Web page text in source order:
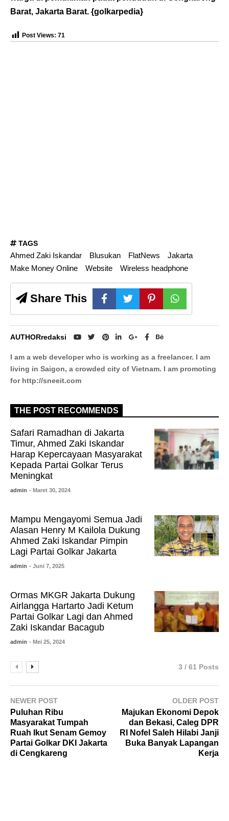
Barat, Jakarta Barat. {golkarpedia}
Post Views: 71
TAGS
Ahmed Zaki Iskandar Blusukan FlatNews
Jakarta
Make Money Online
Website Wireless headphone
Share This
AUTHORredaksi
I am a web developer who is working as a freelancer. I am
living in Saigon, a crowded city of Vietnam. I am promoting
for http://sneeit.com
THE POST RECOMMENDS
Safari Ramadhan di Jakarta
Timur, Ahmed Zaki Iskandar
Harap Kepercayaan Masyarakat
Kepada Partai Golkar Terus
Meningkat
admin - Maret 30, 2024
Mampu Mengayomi Semua Jadi
Alasan Henry M Kailola Dukung
Ahmed Zaki Iskandar Pimpin
Lagi Partai Golkar Jakarta
admin - Juni 7, 2025
Ormas MKGR Jakarta Dukung
Airlangga Hartarto Jadi Ketum
Partai Golkar Lagi dan Ahmed
Zaki Iskandar Bacagub
admin - Mei 25, 2024
3 / 61 Posts
NEWER POST
Puluhan Ribu
Masyarakat Tumpah
Ruah Ikut Senam Gemoy
Partai Golkar DKI Jakarta
di Cengkareng
OLDER POST
Majukan Ekonomi Depok
dan Bekasi, Caleg DPR
RI Nofel Saleh Hilabi Janji
Buka Banyak Lapangan
Kerja